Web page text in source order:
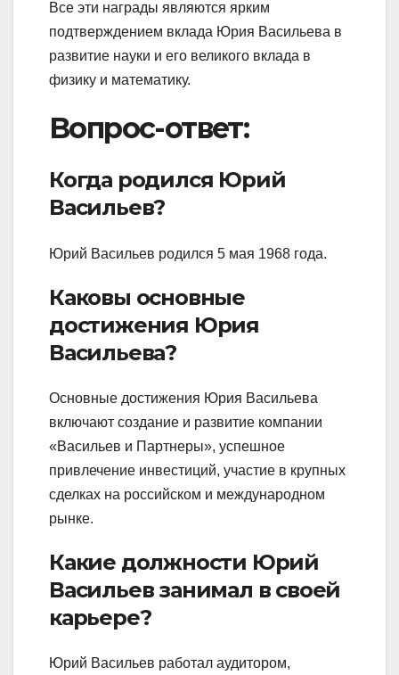
Все эти награды являются ярким
подтверждением вклада Юрия Васильева в
развитие науки и его великого вклада в
физику и математику.
Вопрос-ответ:
Когда родился Юрий
Васильев?
Юрий Васильев родился 5 мая 1968 года.
Каковы основные
достижения Юрия
Васильева?
Основные достижения Юрия Васильева
включают создание и развитие компании
«Васильев и Партнеры», успешное
привлечение инвестиций, участие в крупных
сделках на российском и международном
рынке.
Какие должности Юрий
Васильев занимал в своей
карьере?
Юрий Васильев работал аудитором,